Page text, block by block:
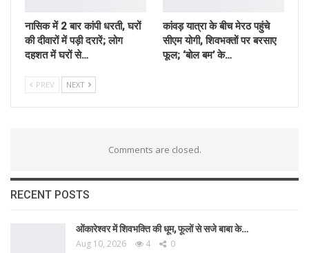
नासिक में 2 बार कांपी धरती, घरों
की दीवारों में पड़ी दरारें; लोग
दहशत में घरों से…
कांवड़ यात्रा के बीच मेरठ पहुंचे
सीएम योगी, शिवभक्तों पर बरसाए
फूल; ‘बोल बम’ के…
PREV NEXT
Comments are closed.
RECENT POSTS
ओंकारेश्वर में शिवभक्ति की धूम, फूलों से सजे बाबा के…
Aug 10, 2026 4 0